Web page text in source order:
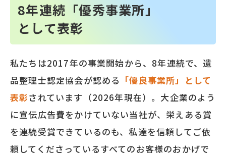
8年連続「優秀事業所」
として表彰
私たちは2017年の事業開始から、 8年連続で、遺
品整理士認定協会が認める 「優良事業所」として
表彰されています（2026年現在）。大企業のよう
に宣伝広告費をかけていない当社が、栄えある賞
を連続受賞できているのも、私達を信頼してご依
頼してくださっているすべてのお客様のおかげで